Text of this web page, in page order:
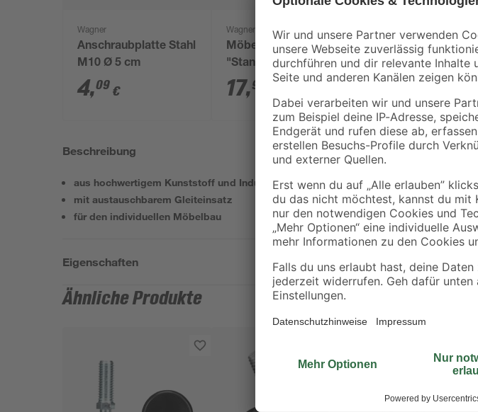
Wagner
Anschraubplatte Stahl
M10 Ø 5 cm
4,09 €
Wagner
Möbelfuß S-Säule
"Standard’s"
aluminiumfarben Ø 50
x 929 mm
17,99
Wagner
Anschraubplatte
Metall 90 x 90 x 2,4
mm
9,29
Beschreibung
aus hochwertigem Kunststoff und Industriestahl
mit austauschbarem Gleiteinsatz
für den individuellen Möbelbau
Eigenschaften
Ähnliche Produkte